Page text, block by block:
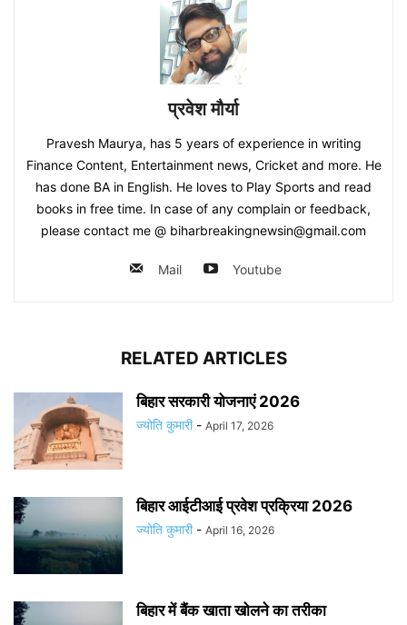
प्रवेश मौर्या
Pravesh Maurya, has 5 years of experience in writing
Finance Content, Entertainment news, Cricket and more. He
has done BA in English. He loves to Play Sports and read
books in free time. In case of any complain or feedback,
please contact me @ biharbreakingnewsin@gmail.com
Mail Youtube
RELATED ARTICLES
बिहार सरकारी योजनाएं 2026
ज्योति कुमारी - April 17, 2026
बिहार आईटीआई प्रवेश प्रक्रिया 2026
ज्योति कुमारी - April 16, 2026
बिहार में बैंक खाता खोलने का तरीका